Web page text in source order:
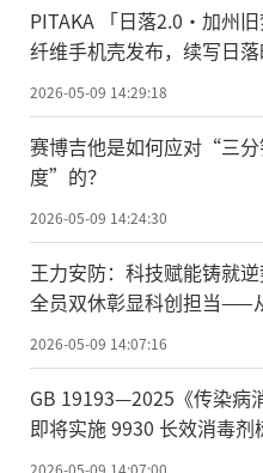
PITAKA 「日落2.0·加州
纤维手机壳发布，续写日
章
2026-05-09 14:29:18
赛博吉他是如何应对“三
度”的？
2026-05-09 14:24:30
王力安防：科技赋能铸就逆
全员双休彰显科创担当——
到高科技型企业的蝶变之路
2026-05-09 14:07:16
GB 19193—2025《传染病
即将实施 9930 长效消毒剂
标杆
2026-05-09 14:07:00